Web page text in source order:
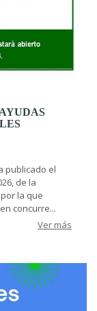
publicado el
de la
la que
concurre...
Ver más